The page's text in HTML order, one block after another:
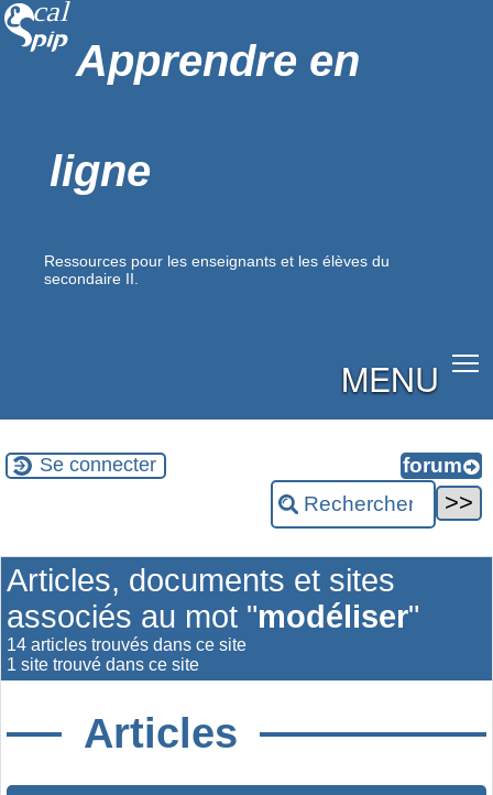
Apprendre en
ligne
Ressources pour les enseignants et les élèves du
secondaire II.
MENU
Se connecter
Articles, documents et sites
associés au mot "modéliser"
14 articles trouvés dans ce site
1 site trouvé dans ce site
Articles